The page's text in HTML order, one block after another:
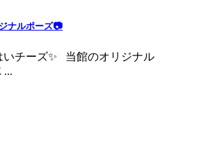
ナルポーズ📷
チーズ✨ 当館のオリジナル
...